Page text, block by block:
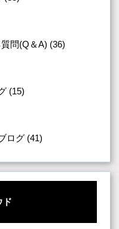
問(Q＆A) (36)
(15)
ログ (41)
ド